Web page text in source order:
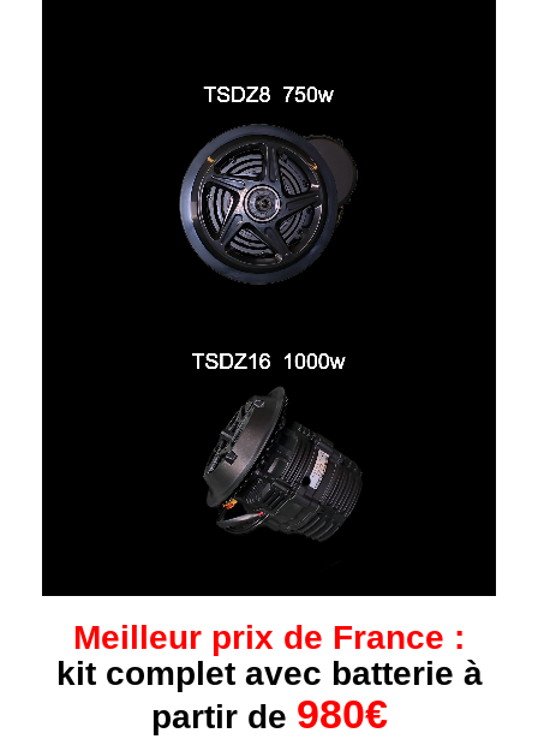
Meilleur prix de France :
kit complet avec batterie à
partir de 980€